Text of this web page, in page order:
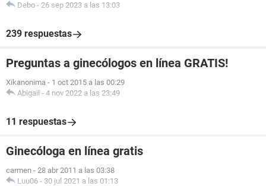
Debo - 26 sep 2023 a las 13:03
239 respuestas
Preguntas a ginecólogos en línea GRATIS!
Xikanonima - 1 oct 2015 a las 00:29
Abigail - 4 nov 2022 a las 23:49
11 respuestas
Ginecóloga en línea gratis
carmen - 28 abr 2011 a las 03:38
Luu06 - 30 jul 2021 a las 01:13